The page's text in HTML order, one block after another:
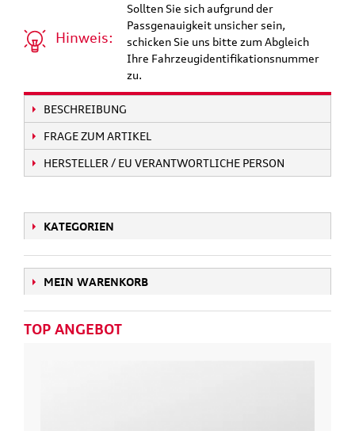
Hinweis:
Sollten Sie sich aufgrund der
Passgenauigkeit unsicher sein,
schicken Sie uns bitte zum Abgleich
Ihre Fahrzeugidentifikationsnummer
zu.
BESCHREIBUNG
FRAGE ZUM ARTIKEL
HERSTELLER / EU VERANTWORTLICHE PERSON
KATEGORIEN
MEIN WARENKORB
TOP ANGEBOT